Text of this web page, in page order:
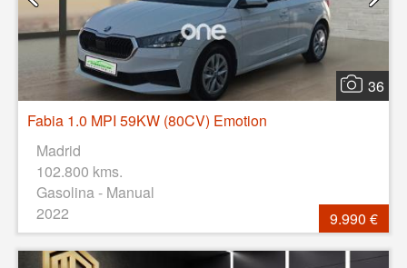
36
Fabia 1.0 MPI 59KW (80CV) Emotion
Madrid
102.800 kms.
Gasolina - Manual
2022
9.990 €